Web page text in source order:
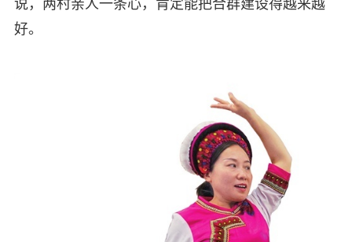
说，两村亲人一条心，肯定能把合群建设得越来越
好。